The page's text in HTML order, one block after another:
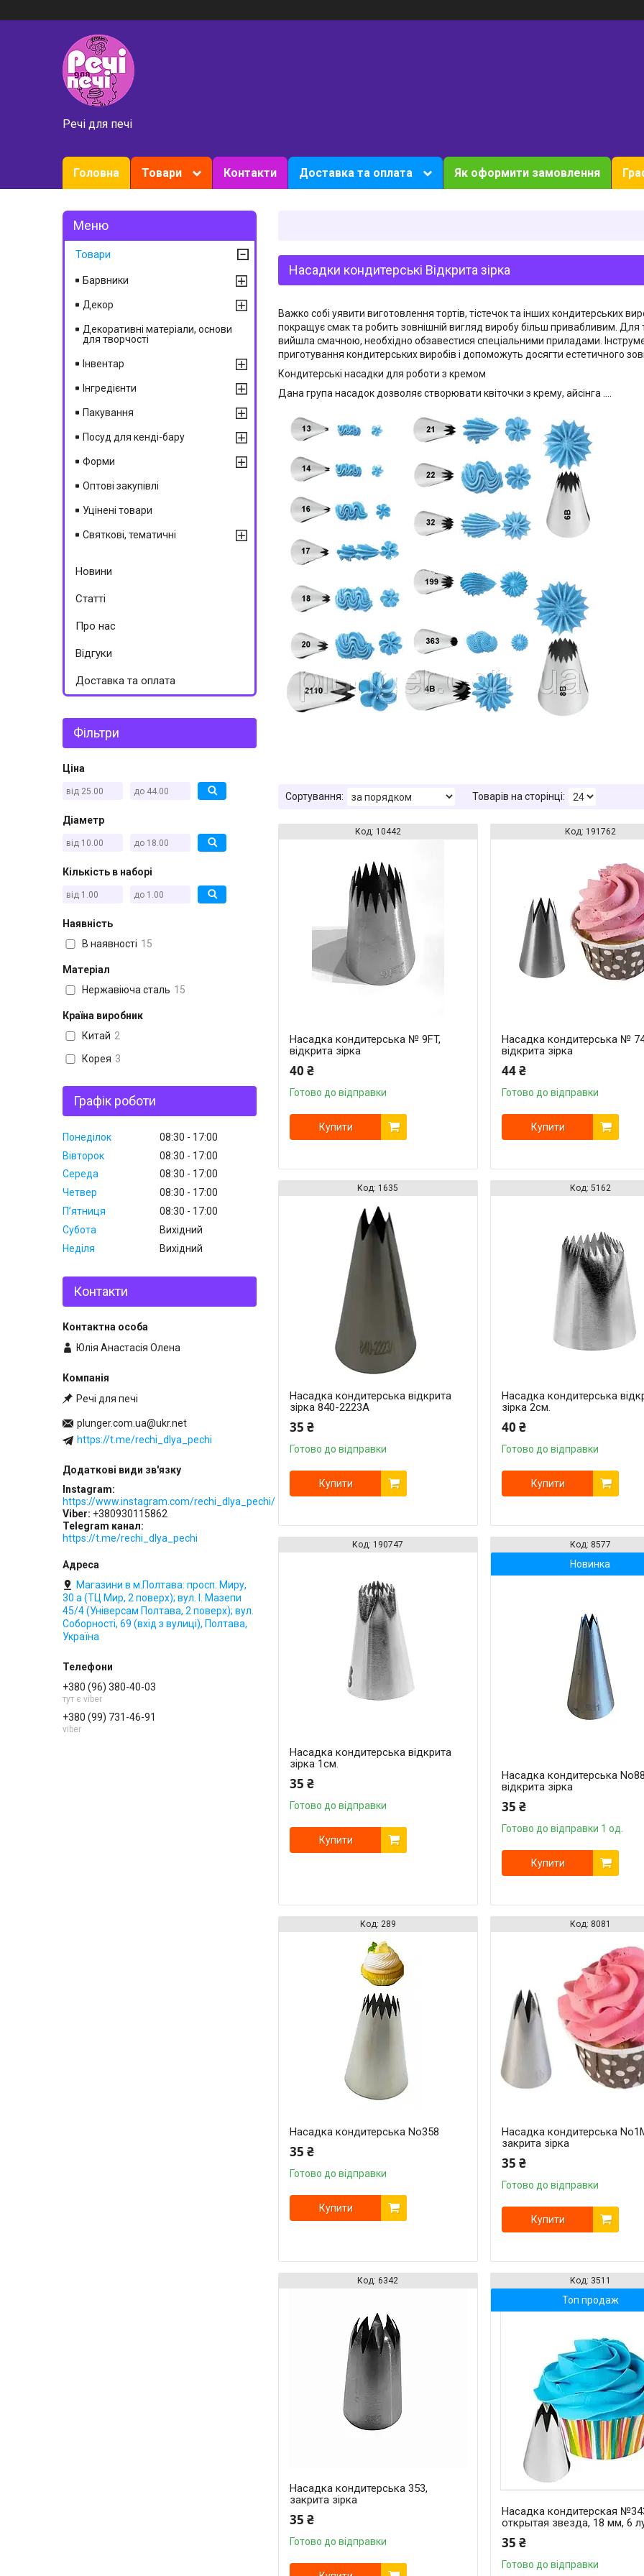
Речі для печі
Головна Товари Контакти Доставка та оплата Як оформити замовлення
Насадки кондитерські Відкрита зірка
Важко собі уявити виготовлення тортів, тістечок та інших кондитерських
покращує смак та робить зовнішній вигляд виробу більш привабливим.
вийшла смачною, необхідно обзавестися спеціальними приладами.
приготування кондитерських виробів і допоможуть досягти естетичного
Кондитерські насадки для роботи з кремом
Дана група насадок дозволяє створювати квіточки з крему, айсінга ....
10442
Насадка кондитерська № 9FT,
відкрита зірка
40 ₴
Готово до відправки
Купити
191762
Насадка кондитерська №
відкрита зірка
44 ₴
Готово до відправки
Купити
1635
Насадка кондитерська відкрита
зірка 840-2223А
35 ₴
Готово до відправки
Купити
5162
Насадка кондитерська
зірка 2см.
40 ₴
Готово до відправки
Купити
190747
Насадка кондитерська відкрита
зірка 1см.
35 ₴
Готово до відправки
Купити
8577
Новинка
Насадка кондитерська
відкрита зірка
35 ₴
Готово до відправки 1 од.
Купити
289
Насадка кондитерська No358
35 ₴
Готово до відправки
Купити
8081
Насадка кондитерська
закрита зірка
35 ₴
Готово до відправки
Купити
6342
Насадка кондитерська 353,
закрита зірка
35 ₴
Готово до відправки
3511
Топ продаж
Насадка кондитерская
открытая звезда, 18 мм, 6
35 ₴
Готово до відправки
Товари
Барвники
Декор
Декоративні матеріали, основи
для творчості
Інвентар
Інгредієнти
Пакування
Посуд для кенді-бару
Форми
Оптові закупівлі
Уцінені товари
Святкові, тематичні
Новини
Статті
Про нас
Відгуки
Доставка та оплата
Фільтри
Ціна
Діаметр
Кількість в наборі
Наявність
В наявності 15
Матеріал
Нержавіюча сталь 15
Країна виробник
Китай 2
Корея 3
Графік роботи
Понеділок 08:30
17:00
Вівторок
08:30
17:00
Середа
08:30
17:00
Четвер
08:30
17:00
Пʼятниця
08:30
17:00
Субота
Вихідний
Неділя
Вихідний
Контакти
Юлія Анастасія Олена
Речі для печі
plunger.com.ua@ukr.net
https://t.me/rechi_dlya_pechi
Instagram
https://www.instagram.com/rechi_dlya_pechi/
Viber +380930115862
Telegram канал
https://t.me/rechi_dlya_pechi
Магазини в м.Полтава: просп. Миру,
30 а (ТЦ Мир, 2 поверх); вул. І. Мазепи
45/4 (Універсам Полтава, 2 поверх); вул.
Соборності, 69 (вхід з вулиці), Полтава,
Україна
+380 (96) 380-40-03
тут є viber
+380 (99) 731-46-91
viber